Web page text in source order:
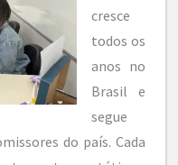
cresce
todos os
anos no
Brasil e
segue
do país. Cada